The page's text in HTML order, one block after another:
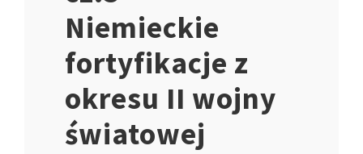
Niemieckie
fortyfikacje z
okresu II wojny
światowej